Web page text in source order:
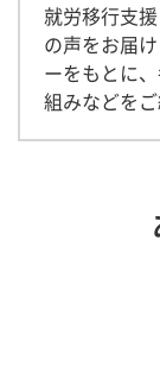
就労移行支
の声をお届
ーをもとに
組みなどをご